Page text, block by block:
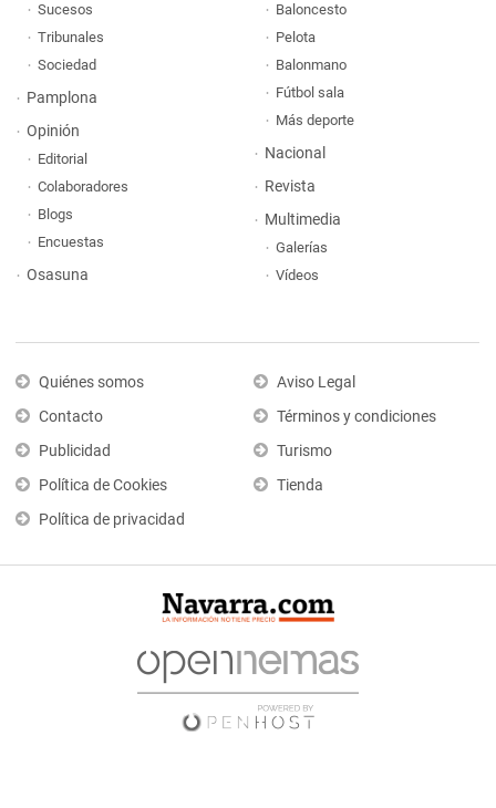
Sucesos
Tribunales
Sociedad
Pamplona
Opinión
Editorial
Colaboradores
Blogs
Encuestas
Osasuna
Baloncesto
Pelota
Balonmano
Fútbol sala
Más deporte
Nacional
Revista
Multimedia
Galerías
Vídeos
Quiénes somos
Contacto
Publicidad
Política de Cookies
Política de privacidad
Aviso Legal
Términos y condiciones
Turismo
Tienda